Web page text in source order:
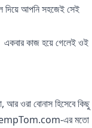
দিয়ে আপনি সহজেই সেই
একবার কাজ হয়ে গেলেই ওই
ওরা বোনাস হিসেবে কিছু
TempTom.com-এর মতো